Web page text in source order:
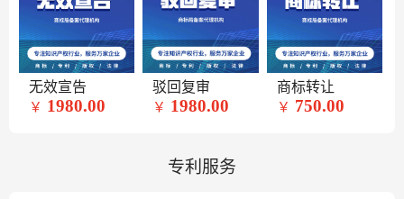
无效宣告
￥ 1980.00
驳回复审
￥ 1980.00
商标转让
￥ 750.00
专利服务